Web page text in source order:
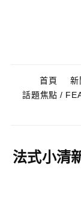
Menu首頁
新
話題焦點 /
法式小清